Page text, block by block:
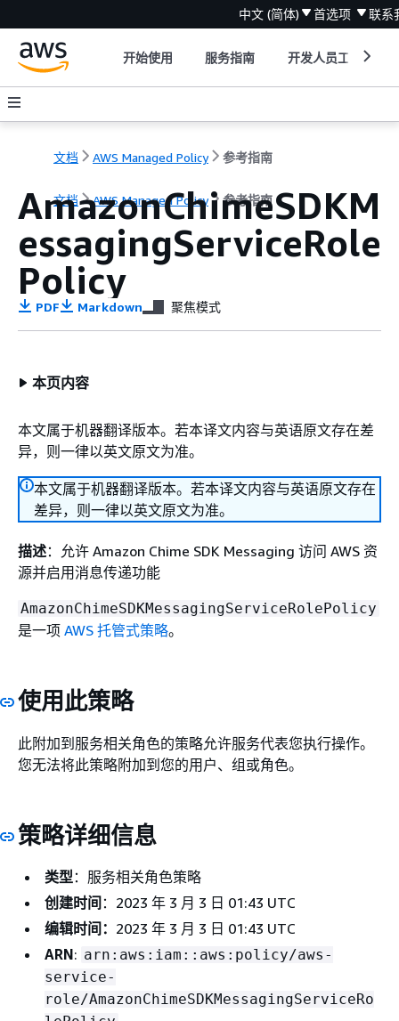
中文 (简体) 首选项 联系
开始使用 服务指南 开发人员工具
文档 AWS Managed Policy 参考指南
文档 AWS Managed Policy 参考指南
AmazonChimeSDKM
essagingServiceRole
Policy
PDF Markdown 聚焦模式
本页内容
本文属于机器翻译版本。若本译文内容与英语原文存在差
异，则一律以英文原文为准。
本文属于机器翻译版本。若本译文内容与英语原文存在
差异，则一律以英文原文为准。
描述：允许 Amazon Chime SDK Messaging 访问 AWS 资
源并启用消息传递功能
AmazonChimeSDKMessagingServiceRolePolicy
是一项 AWS 托管式策略。
使用此策略
此附加到服务相关角色的策略允许服务代表您执行操作。
您无法将此策略附加到您的用户、组或角色。
策略详细信息
类型：服务相关角色策略
创建时间 ：2023 年 3 月 3 日 01:43 UTC
编辑时间： 2023 年 3 月 3 日 01:43 UTC
ARN: arn:aws:iam::aws:policy/aws-
service-
role/AmazonChimeSDKMessagingServiceRo